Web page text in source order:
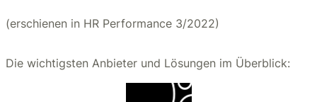
(erschienen in HR Performance 3/2022)
Die wichtigsten Anbieter und Lösungen im Überblick: